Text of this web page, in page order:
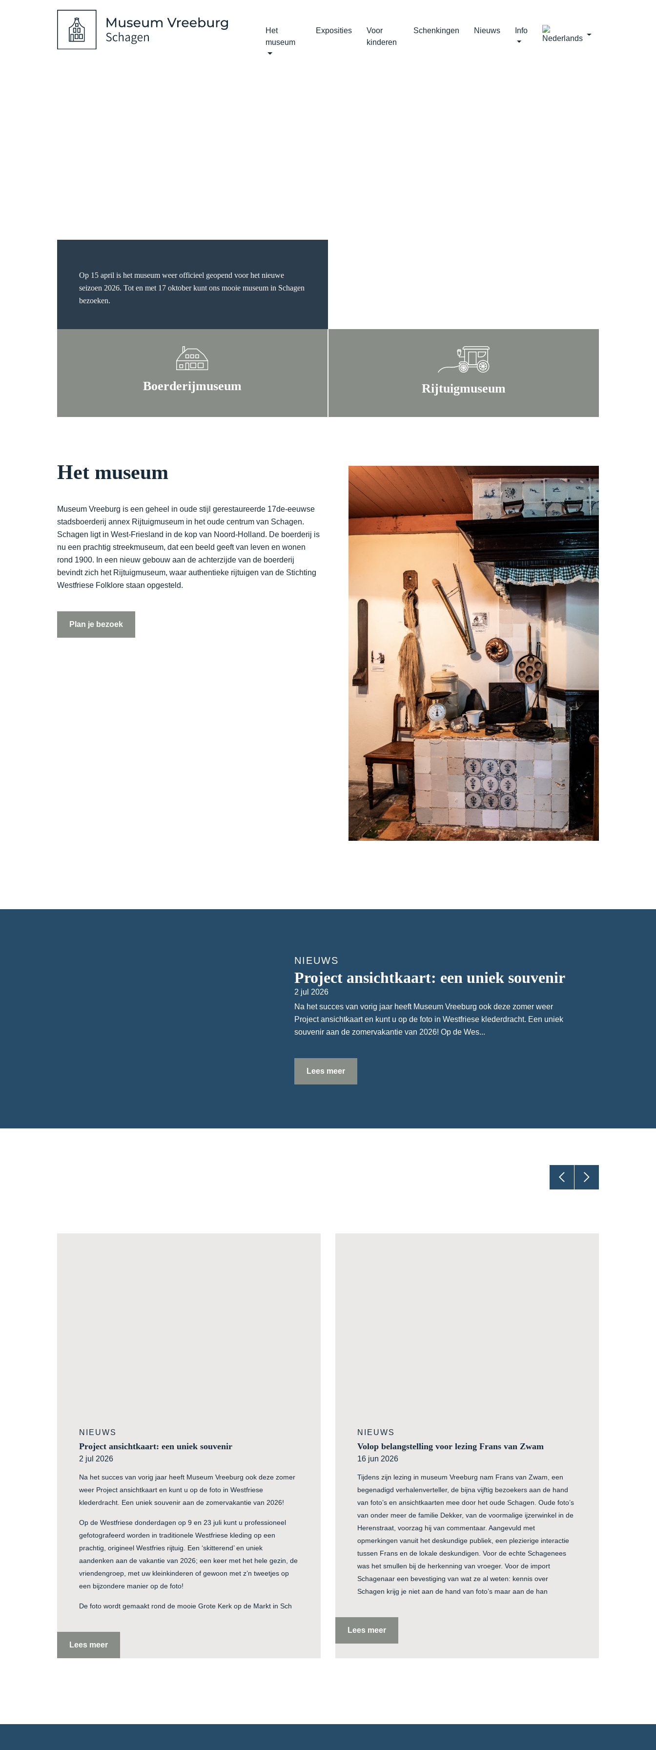
Het
museum
Exposities
Voor
kinderen
Schenkingen Nieuws Info
Op 15 april is het museum weer officieel geopend voor het nieuwe
seizoen 2026. Tot en met 17 oktober kunt ons mooie museum in Schagen
bezoeken.
Boerderijmuseum Rijtuigmuseum
Het museum
Museum Vreeburg is een geheel in oude stijl gerestaureerde 17de-eeuwse
stadsboerderij annex Rijtuigmuseum in het oude centrum van Schagen.
Schagen ligt in West-Friesland in de kop van Noord-Holland. De boerderij is
nu een prachtig streekmuseum, dat een beeld geeft van leven en wonen
rond 1900. In een nieuw gebouw aan de achterzijde van de boerderij
bevindt zich het Rijtuigmuseum, waar authentieke rijtuigen van de Stichting
Westfriese Folklore staan opgesteld.
Plan je bezoek
NIEUWS
Project ansichtkaart: een uniek souvenir
2 jul 2026
Na het succes van vorig jaar heeft Museum Vreeburg ook deze zomer weer
Project ansichtkaart en kunt u op de foto in Westfriese klederdracht. Een uniek
souvenir aan de zomervakantie van 2026! Op de Wes...
Lees meer
NIEUWS
Project ansichtkaart: een uniek souvenir
2 jul 2026
Na het succes van vorig jaar heeft Museum Vreeburg ook deze zomer
weer Project ansichtkaart en kunt u op de foto in Westfriese
klederdracht. Een uniek souvenir aan de zomervakantie van 2026!
Op de Westfriese donderdagen op 9 en 23 juli kunt u professioneel
gefotografeerd worden in traditionele Westfriese kleding op een
prachtig, origineel Westfries rijtuig. Een ‘skitterend’ en uniek
aandenken aan de vakantie van 2026; een keer met het hele gezin, de
vriendengroep, met uw kleinkinderen of gewoon met z’n tweetjes op
een bijzondere manier op de foto!
De foto wordt gemaakt rond de mooie Grote Kerk op de Markt in Sch
Lees meer
NIEUWS
Volop belangstelling voor lezing Frans van Zwam
16 jun 2026
Tijdens zijn lezing in museum Vreeburg nam Frans van Zwam, een
begenadigd verhalenverteller, de bijna vijftig bezoekers aan de hand
van foto’s en ansichtkaarten mee door het oude Schagen. Oude foto’s
van onder meer de familie Dekker, van de voormalige ijzerwinkel in de
Herenstraat, voorzag hij van commentaar. Aangevuld met
opmerkingen vanuit het deskundige publiek, een plezierige interactie
tussen Frans en de lokale deskundigen. Voor de echte Schagenees
was het smullen bij de herkenning van vroeger. Voor de import
Schagenaar een bevestiging van wat ze al weten: kennis over
Schagen krijg je niet aan de hand van foto’s maar aan de han
Lees meer